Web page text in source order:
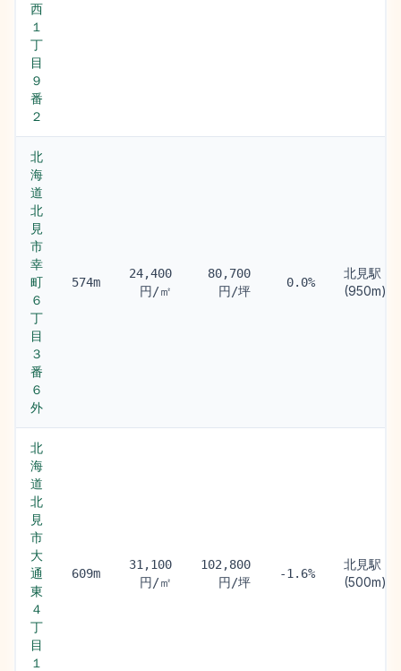
西
１
丁
目
９
番
２
北
海
道
北
見
市
幸
町
６
丁
目
３
番
６
外
574m
24,400
円/㎡
80,700
円/坪
0.0%
北見駅
(950m)
北
海
道
北
見
市
大
通
東
４
丁
目
１
609m
31,100
円/㎡
102,800
円/坪
-1.6%
北見駅
(500m)